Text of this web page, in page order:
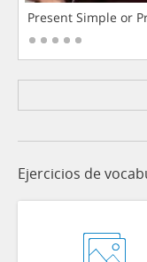
Present Simple or
Ejercicios de